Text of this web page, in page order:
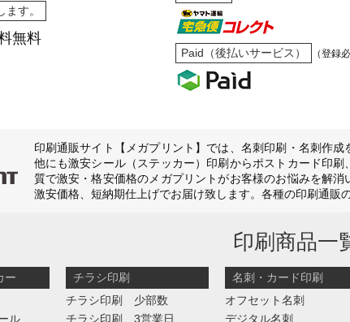
す。
無料
Paid（後払いサービス） （登録
印刷通販サイト【メガプリント】では、名刺印刷・名刺作
他にも激安シール（ステッカー）印刷からポストカード印
質で激安・格安価格のメガプリントがお客様のお悩みを解
激安価格、短納期仕上げでお届け致します。各種の印刷通販
印刷商品一
ー
ル
チラシ印刷
チラシ印刷 少部数
チラシ印刷 3営業日
名刺・カード印刷
オフセット名刺
デジタル名刺